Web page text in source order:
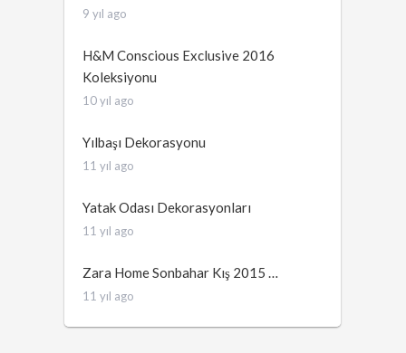
9 yıl ago
H&M Conscious Exclusive 2016
Koleksiyonu
10 yıl ago
Yılbaşı Dekorasyonu
11 yıl ago
Yatak Odası Dekorasyonları
11 yıl ago
Zara Home Sonbahar Kış 2015 …
11 yıl ago